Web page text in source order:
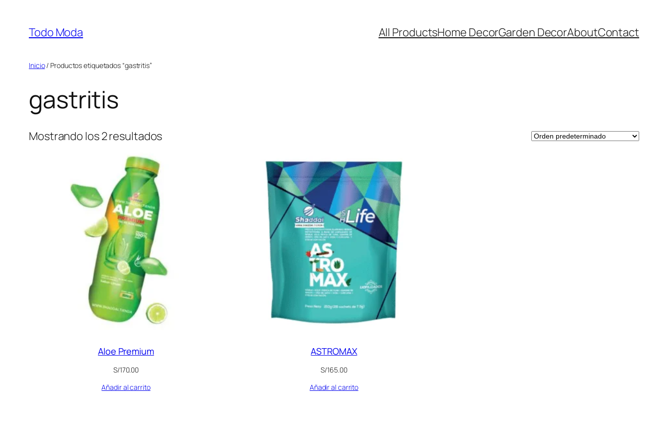
contenido
Todo Moda All ProductsHome DecorGarden DecorAboutContact
Inicio/ Productos etiquetados “gastritis”
gastritis
Mostrando los 2 resultados
Aloe Premium
S/170.00
Añadir al carrito
ASTROMAX
S/165.00
Añadir al carrito